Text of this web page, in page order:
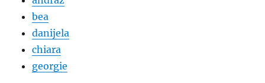
bea
danijela
chiara
georgie